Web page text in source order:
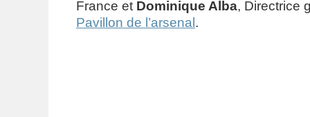
France et Dominique Alba, Directrice
Pavillon de l’arsenal .